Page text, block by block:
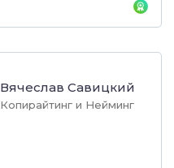
Вячеслав Савицкий
Копирайтинг и Нейминг